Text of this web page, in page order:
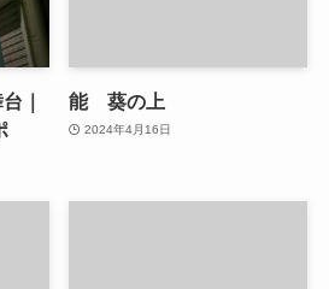
｜
能 葵の上
2024年4月16日